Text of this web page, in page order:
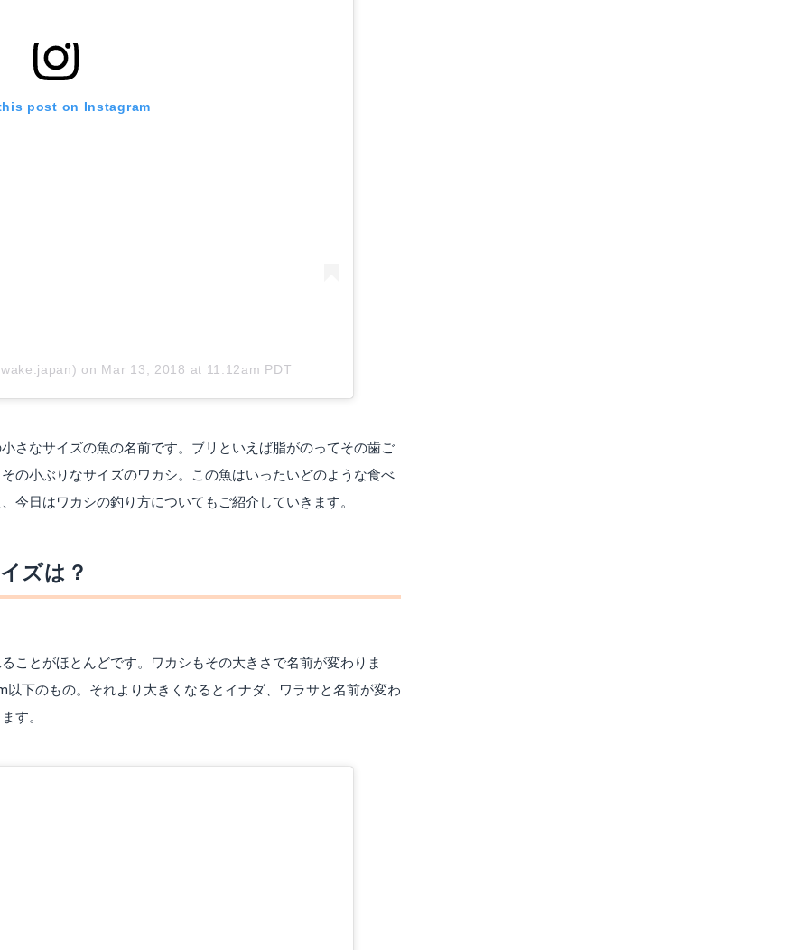
post on Instagram
on Mar 13, 2018 at 11:12am PDT
さなサイズの魚の名前です。ブリといえば脂がのってその歯ご
の小ぶりなサイズのワカシ。この魚はいったいどのような食べ
今日はワカシの釣り方についてもご紹介していきます。
ズは？
ことがほとんどです。ワカシもその大きさで名前が変わりま
下のもの。それより大きくなるとイナダ、ワラサと名前が変わ
す。